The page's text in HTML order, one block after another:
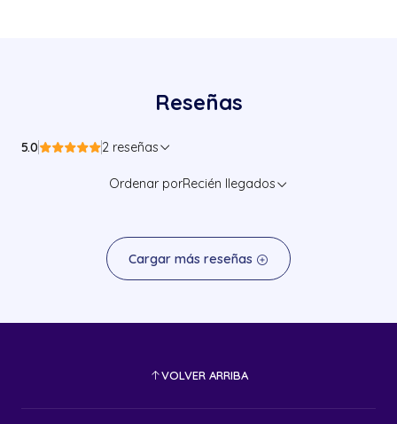
Reseñas
5.0 2 reseñas
Ordenar porRecién llegados
Cargar más reseñas
VOLVER ARRIBA